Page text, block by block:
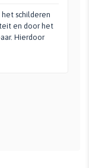
schilderen
en door het
Hierdoor